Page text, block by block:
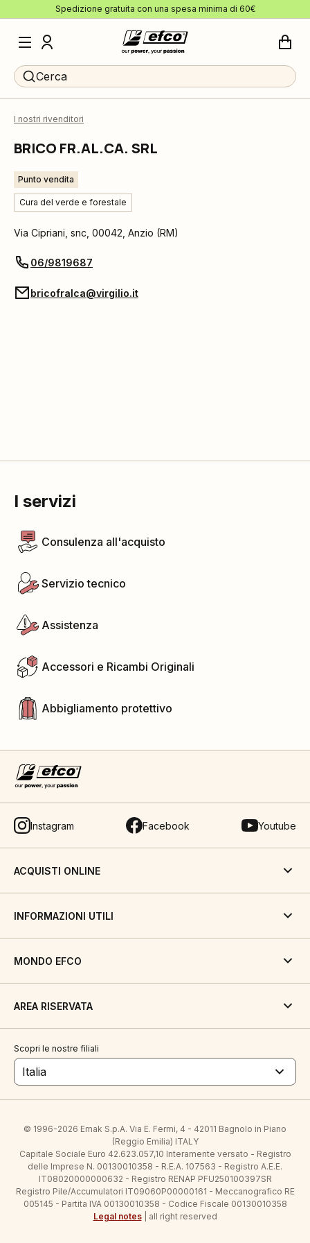
Spedizione gratuita con una spesa minima di 60€
Cerca
I nostri rivenditori
BRICO FR.AL.CA. SRL
Punto vendita
Cura del verde e forestale
Via Cipriani, snc 00042 Anzio (RM)
06/9819687
bricofralca@virgilio.it
I servizi
Consulenza all'acquisto
Servizio tecnico
Assistenza
Accessori e Ricambi Originali
Abbigliamento protettivo
Instagram Facebook Youtube
ACQUISTI ONLINE
INFORMAZIONI UTILI
MONDO EFCO
AREA RISERVATA
Scopri le nostre filiali
Italia
© 1996-2026 Emak S.p.A. Via E. Fermi, 4 - 42011 Bagnolo in Piano
(Reggio Emilia) ITALY
Capitale Sociale Euro 42.623.057,10 Interamente versato - Registro
delle Imprese N. 00130010358 - R.E.A. 107563 - Registro A.E.E.
IT08020000000632 - Registro RENAP PFU250100397SR
Registro Pile/Accumulatori IT09060P00000161 - Meccanografico RE
005145 - Partita IVA 00130010358 - Codice Fiscale 00130010358
Legal notes| all right reserved